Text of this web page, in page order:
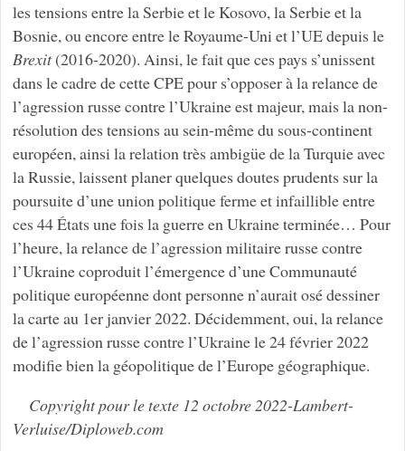
les tensions entre la Serbie et le Kosovo, la Serbie et la
Bosnie, ou encore entre le Royaume-Uni et l’UE depuis le
Brexit(2016-2020). Ainsi, le fait que ces pays s’unissent
dans le cadre de cette CPE pour s’opposer à la relance de
l’agression russe contre l’Ukraine est majeur, mais la non-
résolution des tensions au sein-même du sous-continent
européen, ainsi la relation très ambigüe de la Turquie avec
la Russie, laissent planer quelques doutes prudents sur la
poursuite d’une union politique ferme et infaillible entre
ces 44 États une fois la guerre en Ukraine terminée… Pour
l’heure, la relance de l’agression militaire russe contre
l’Ukraine coproduit l’émergence d’une Communauté
politique européenne dont personne n’aurait osé dessiner
la carte au 1er janvier 2022. Décidemment, oui, la relance
de l’agression russe contre l’Ukraine le 24 février 2022
modifie bien la géopolitique de l’Europe géographique.
Copyright pour le texte 12 octobre 2022-Lambert-
Verluise/Diploweb.com